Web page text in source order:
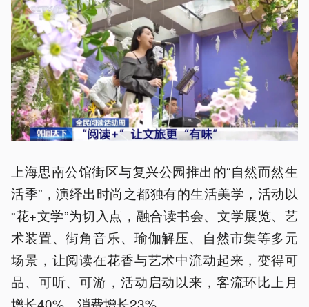
上海思南公馆街区与复兴公园推出的“自然而然生
活季”，演绎出时尚之都独有的生活美学，活动以
“花+文学”为切入点，融合读书会、文学展览、艺
术装置、街角音乐、瑜伽解压、自然市集等多元
场景，让阅读在花香与艺术中流动起来，变得可
品、可听、可游，活动启动以来，客流环比上月
增长40%，消费增长23%。